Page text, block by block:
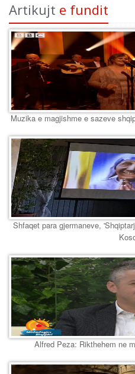
Artikujt e fundit
Muzika e magjishme e sazeve
Shfaqet para gjermaneve,
Alfred Peza: Rikthehem ne